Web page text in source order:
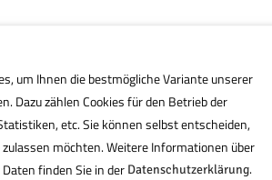
um Ihnen die bestmögliche Variante unserer
Dazu zählen Cookies für den Betrieb der
etc. Sie können selbst entscheiden,
möchten. Weitere Informationen über
finden Sie in der Datenschutzerklärung.